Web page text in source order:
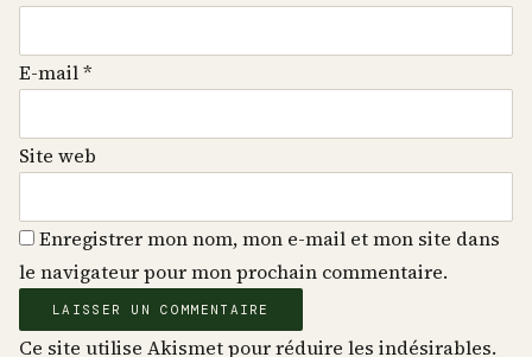
E-mail*
Site web
Enregistrer mon nom, mon e-mail et mon site dans
le navigateur pour mon prochain commentaire.
Ce site utilise Akismet pour réduire les indésirables.